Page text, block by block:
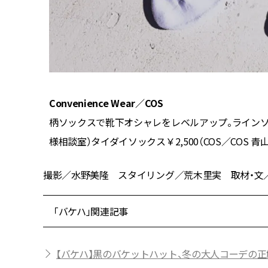
Convenience Wear／COS
柄ソックスで靴下オシャレをレベルアップ。ライン
様相談室）タイダイソックス￥2,500（COS／COS 青
撮影／水野美隆 スタイリング／荒木里実 取材・
「バケハ」関連記事
【バケハ】黒のバケットハット、冬の大人コーデの